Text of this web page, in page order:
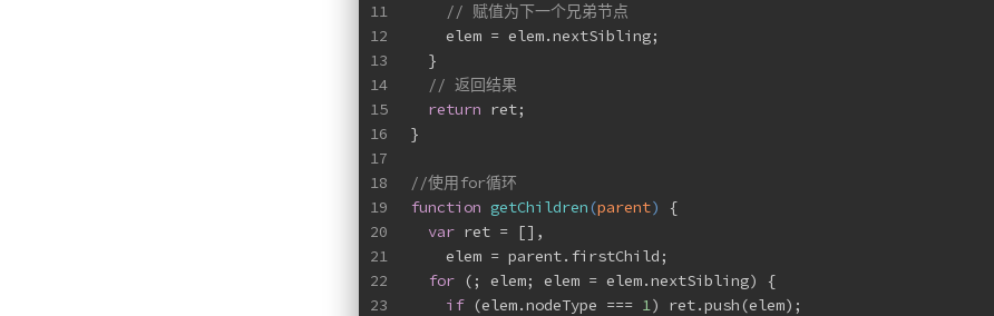
11
12
13
14
15
16
17
18
19
20
21
22
23
// 赋值为下一个兄弟节点
    elem = elem.nextSibling;
  }
// 返回结果
return ret;
}
//使用for循环
function getChildren (parent)
{
var ret = [],
    elem = parent.firstChild;
for (; elem; elem = elem.nextSibling) {
if (elem.nodeType === 1) ret.push(elem);